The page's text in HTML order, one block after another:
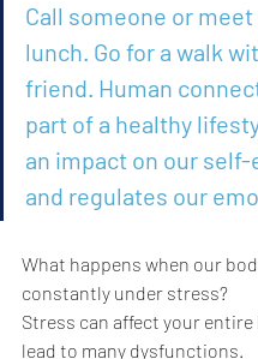
Call someone or
lunch. Go for a walk
friend. Human
part of a healthy
an impact on our
and regulates our
What happens when our
constantly under stress?
Stress can affect your entire
lead to many dysfunctions.